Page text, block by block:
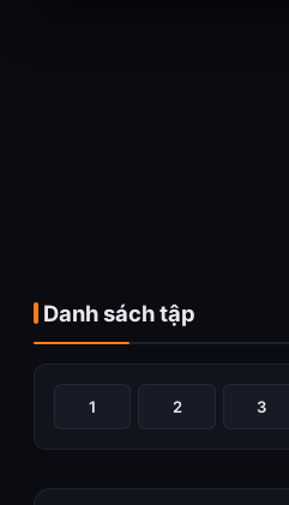
Danh sách tập
1 2 3